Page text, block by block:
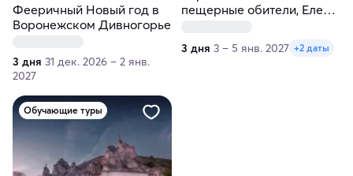
Фееричный Новый год в
Воронежском Дивногорье
3 дня 31 дек. 2026 – 2 янв.
2027
пещерные обители, Елец,
3 дня 3 – 5 янв. 2027 +2 даты
Обучающие туры